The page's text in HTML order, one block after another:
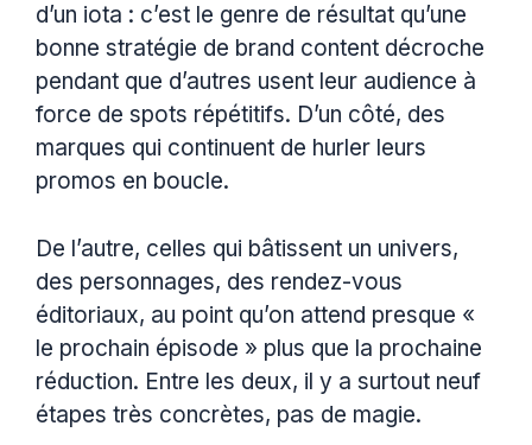
d’un iota : c’est le genre de résultat qu’une
bonne stratégie de brand content décroche
pendant que d’autres usent leur audience à
force de spots répétitifs. D’un côté, des
marques qui continuent de hurler leurs
promos en boucle.
De l’autre, celles qui bâtissent un univers,
des personnages, des rendez-vous
éditoriaux, au point qu’on attend presque «
le prochain épisode » plus que la prochaine
réduction. Entre les deux, il y a surtout neuf
étapes très concrètes, pas de magie.